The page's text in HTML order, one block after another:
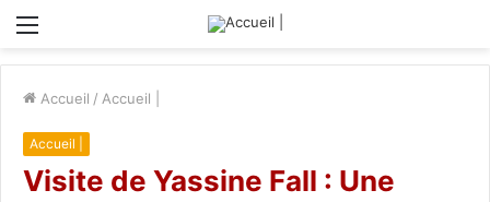
Menu
Accueil / Accueil |
Accueil |
Visite de Yassine Fall : Une